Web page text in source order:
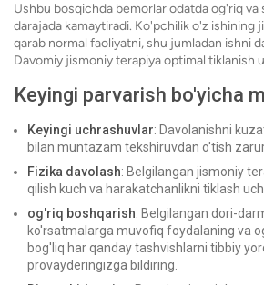
Ushbu bosqichda bemorlar odatda og'riq va
darajada kamaytiradi. Ko'pchilik o'z ishining
qarab normal faoliyatni, shu jumladan ishni
Davomiy jismoniy terapiya optimal tiklanish
Keyingi parvarish bo'yicha
Keyingi uchrashuvlar: Davolanishni
bilan muntazam tekshiruvdan o'tish
Fizika davolash: Belgilangan jismoniy
qilish kuch va harakatchanlikni tiklash
og'riq boshqarish: Belgilangan dori-
ko'rsatmalarga muvofiq foydalaning va
bog'liq har qanday tashvishlarni tibbiy
provayderingizga bildiring.